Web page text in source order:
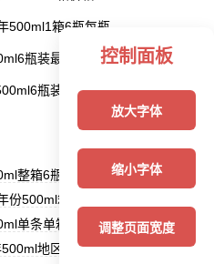
500ml1箱6瓶每瓶...
瓶装最新参考价格...
瓶装箱价行情表
整箱6瓶价格行情
份500ml箱装参考价
单条单箱价格对比表
地区行情价格
控制面板
放大字体
缩小字体
调整页面宽度